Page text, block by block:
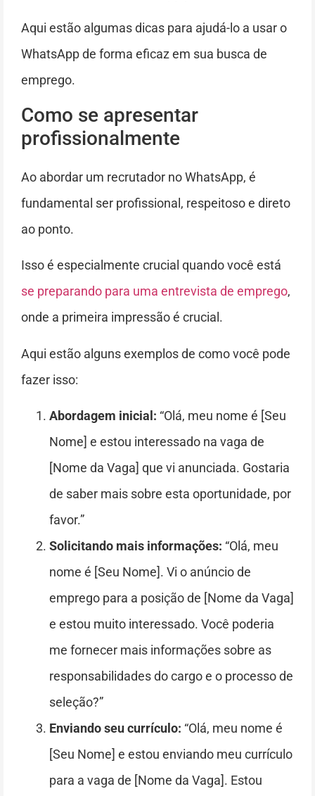
Aqui estão algumas dicas para ajudá-lo a usar o
WhatsApp de forma eficaz em sua busca de
emprego.
Como se apresentar
profissionalmente
Ao abordar um recrutador no WhatsApp, é
fundamental ser profissional, respeitoso e direto
ao ponto.
Isso é especialmente crucial quando você está
se preparando para uma entrevista de emprego,
onde a primeira impressão é crucial.
Aqui estão alguns exemplos de como você pode
fazer isso:
Abordagem inicial: “Olá, meu nome é [Seu
Nome] e estou interessado na vaga de
[Nome da Vaga] que vi anunciada. Gostaria
de saber mais sobre esta oportunidade, por
favor.”
Solicitando mais informações: “Olá, meu
nome é [Seu Nome]. Vi o anúncio de
emprego para a posição de [Nome da Vaga]
e estou muito interessado. Você poderia
me fornecer mais informações sobre as
responsabilidades do cargo e o processo de
seleção?”
Enviando seu currículo: “Olá, meu nome é
[Seu Nome] e estou enviando meu currículo
para a vaga de [Nome da Vaga]. Estou